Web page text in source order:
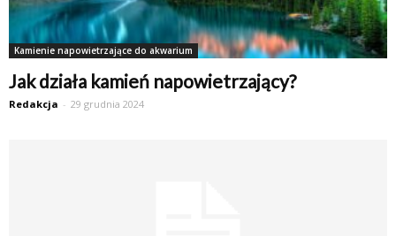
Kamienie napowietrzające do akwarium
Jak działa kamień napowietrzający?
Redakcja - 29 grudnia 2024